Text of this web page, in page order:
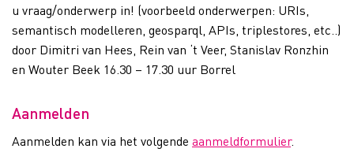
u vraag/onderwerp in! (voorbeeld onderwerpen: URIs,
semantisch modelleren, geosparql, APIs, triplestores, etc..)
door Dimitri van Hees, Rein van ‘t Veer, Stanislav Ronzhin
en Wouter Beek 16.30 – 17.30 uur Borrel
Aanmelden
Aanmelden kan via het volgende aanmeldformulier.